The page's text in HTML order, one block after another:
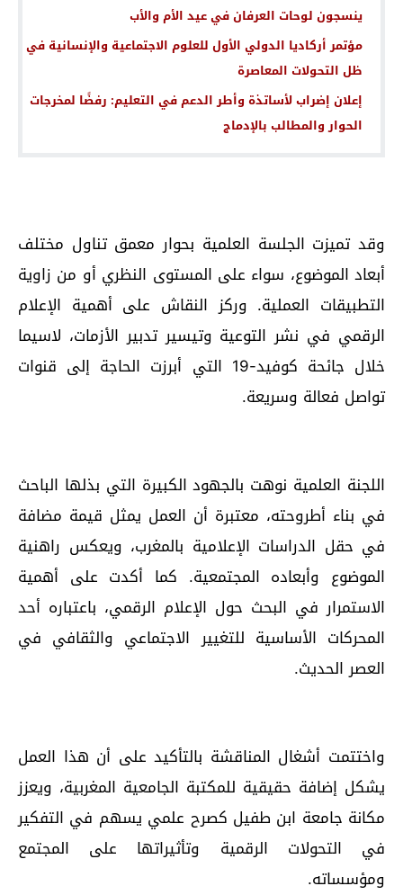
ينسجون لوحات العرفان في عيد الأم والأب
مؤتمر أركاديا الدولي الأول للعلوم الاجتماعية والإنسانية في
ظل التحولات المعاصرة
إعلان إضراب لأساتذة وأطر الدعم في التعليم: رفضًا لمخرجات
الحوار والمطالب بالإدماج
وقد تميزت الجلسة العلمية بحوار معمق تناول مختلف
أبعاد الموضوع، سواء على المستوى النظري أو من زاوية
التطبيقات العملية. وركز النقاش على أهمية الإعلام
الرقمي في نشر التوعية وتيسير تدبير الأزمات، لاسيما
خلال جائحة كوفيد-19 التي أبرزت الحاجة إلى قنوات
تواصل فعالة وسريعة.
اللجنة العلمية نوهت بالجهود الكبيرة التي بذلها الباحث
في بناء أطروحته، معتبرة أن العمل يمثل قيمة مضافة
في حقل الدراسات الإعلامية بالمغرب، ويعكس راهنية
الموضوع وأبعاده المجتمعية. كما أكدت على أهمية
الاستمرار في البحث حول الإعلام الرقمي، باعتباره أحد
المحركات الأساسية للتغيير الاجتماعي والثقافي في
العصر الحديث.
واختتمت أشغال المناقشة بالتأكيد على أن هذا العمل
يشكل إضافة حقيقية للمكتبة الجامعية المغربية، ويعزز
مكانة جامعة ابن طفيل كصرح علمي يسهم في التفكير
في التحولات الرقمية وتأثيراتها على المجتمع
ومؤسساته.